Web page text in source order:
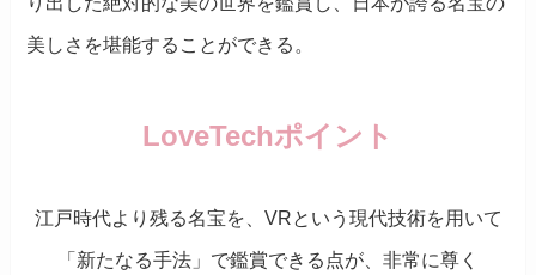
美しさを堪能することができる。
LoveTechポイント
江戸時代より残る名宝を、VRという現代技術を用いて
「新たなる手法」で鑑賞できる点が、非常に尊く